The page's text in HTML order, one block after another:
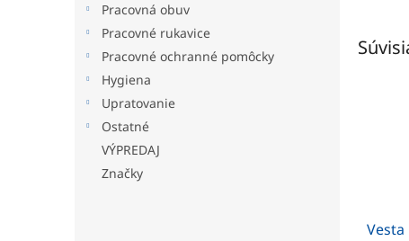
Pracovná obuv
Pracovné rukavice
Pracovné ochranné pomôcky
Hygiena
Upratovanie
Ostatné
VÝPREDAJ
Značky
Vesta